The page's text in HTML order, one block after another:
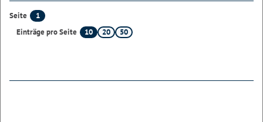
Seite
1
Einträge pro Seite
10 20 50